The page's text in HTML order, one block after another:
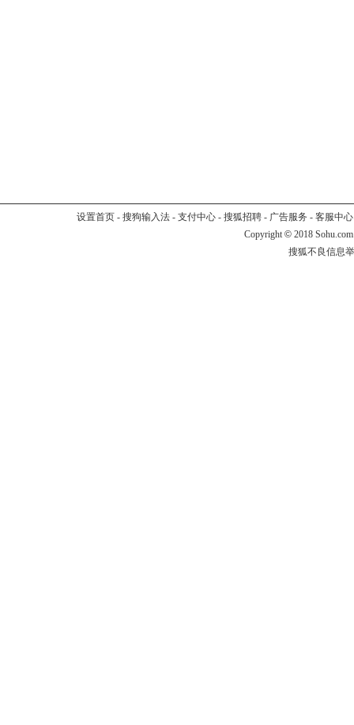
设置首页- 搜狗输入法- 支付中心- 搜狐招聘- 广告服务 - 客服中心
Copyright © 2018
搜狐不良信息